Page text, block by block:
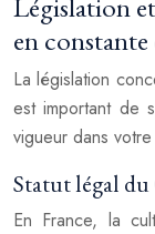
en
La législation
est important de
vigueur dans
Statut légal du
En France, la